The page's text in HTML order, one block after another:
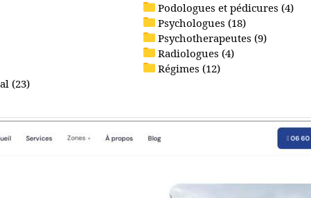
(23)
Podologues et pédicures (4)
Psychologues (18)
Psychotherapeutes (9)
Radiologues (4)
Régimes (12)